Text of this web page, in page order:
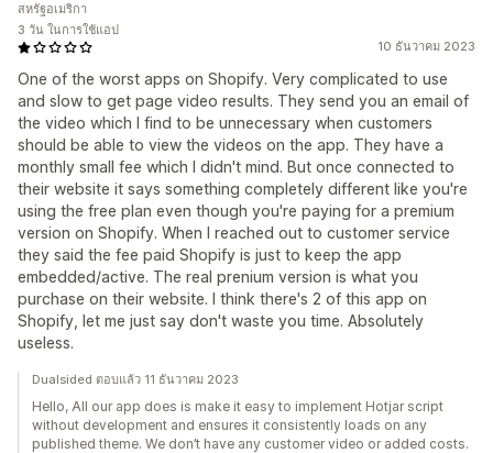
10 ธันวาคม 2023
One of the worst apps on Shopify. Very complicated to use
and slow to get page video results. They send you an email of
the video which I find to be unnecessary when customers
should be able to view the videos on the app. They have a
monthly small fee which I didn't mind. But once connected to
their website it says something completely different like you're
using the free plan even though you're paying for a premium
version on Shopify. When I reached out to customer service
they said the fee paid Shopify is just to keep the app
embedded/active. The real prenium version is what you
purchase on their website. I think there's 2 of this app on
Shopify, let me just say don't waste you time. Absolutely
useless.
สหรัฐอเมริกา
3 วัน ในการใช้แอป
Dualsided ตอบแล้ว 11 ธันวาคม 2023
Hello, All our app does is make it easy to implement Hotjar script
without development and ensures it consistently loads on any
published theme. We don’t have any customer video or added costs.